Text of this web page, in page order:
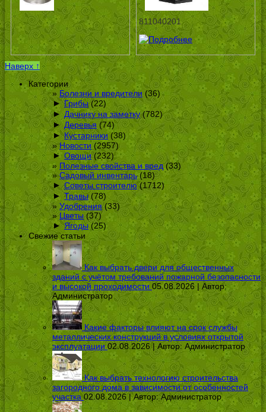
811040201
Наверх ↑
Категории
Болезни и вредители (36)
► Грибы(22)
► Дачнику на заметку(782)
► Деревья (74)
► Кустарники (38)
Новости (2957)
► Овощи(232)
Полезные свойства и вред(33)
Садовый инвентарь(18)
► Советы строителю(1712)
► Травы(78)
Удобрения(33)
Цветы(37)
► Ягоды(25)
Свежие статьи
Как выбрать двери для общественных
зданий с учётом требований пожарной безопасности
и высокой проходимости 05.08.2026 | Автор:
Администратор
Какие факторы влияют на срок службы
металлических конструкций в условиях открытой
эксплуатации 02.08.2026 | Автор: Администратор
Как выбрать технологию строительства
загородного дома в зависимости от особенностей
участка 02.08.2026 | Автор:Администратор